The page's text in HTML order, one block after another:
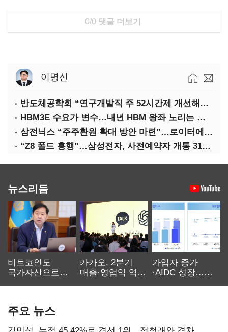
0/0 댓글 더보기
이명신
반도체공학회 “연구개발직 주 52시간제 개선해야”
HBM3E 수요가 변수…내년 HBM 왕좌 노리는 삼성
삼전닉스 “주주환원 확대 방안 마련”…로이터에 성명 보내
“Z8 폴드 흥행”…삼성전자, 사전예약자 개통 31일까지 연장
뉴스리듬
비트코인도
국가자산으로…'
카카오, 2분기
매출·영업익 역대
가입자 증가
·AIDC 성장…
주요 뉴스